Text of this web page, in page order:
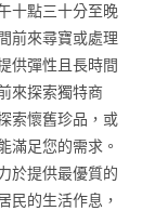
十點三十分至晚
前來尋寶或處理
供彈性且長時間
來探索獨特商
索懷舊珍品，或
滿足您的需求。
於提供最優質的
民的生活作息，